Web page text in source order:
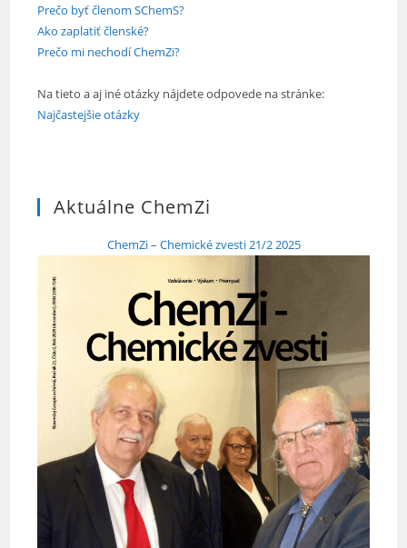
Prečo byť členom SChemS?
Ako zaplatiť členské?
Prečo mi nechodí ChemZi?
Na tieto a aj iné otázky nájdete odpovede na stránke:
Najčastejšie otázky
Aktuálne ChemZi
ChemZi – Chemické zvesti 21/2 2025